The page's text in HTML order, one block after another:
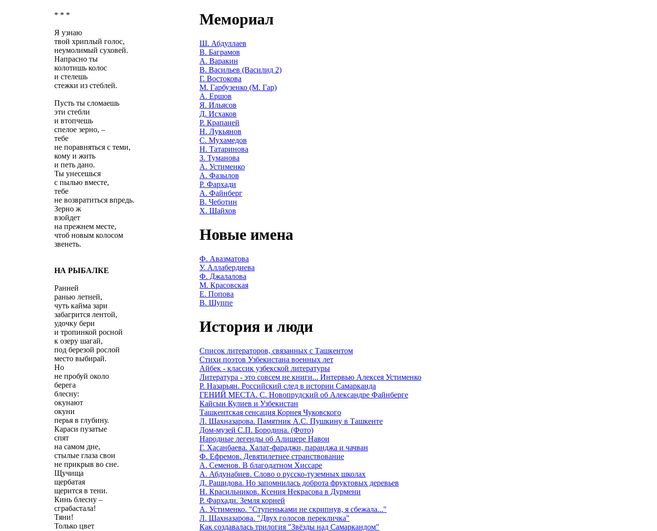
* * *
Я узнаю
твой хриплый голос,
неумолимый суховей.
Напрасно ты
колотишь колос
и стелешь
стежки из стеблей.
Пусть ты сломаешь
эти стебли
и втопчешь
спелое зерно, –
тебе
не поравняться с теми,
кому и жить
и петь дано.
Ты унесешься
с пылью вместе,
тебе
не возвратиться впредь.
Зерно ж
взойдет
на прежнем месте,
чтоб новым колосом
звенеть.
НА РЫБАЛКЕ
Ранней
ранью летней,
чуть кайма зари
забагрится лентой,
удочку бери
и тропинкой росной
к озеру шагай,
под березой рослой
место выбирай.
Но
не пробуй около
берега
блесну:
окунают
окуни
перья в глубину.
Караси пузатые
спят
на самом дне,
стылые глаза свои
не прикрыв во сне.
Щучища
щербатая
щерится в тени.
Кинь блесну –
сграбастала!
Тяни!
Только цвет
Мемориал
Ш. Абдуллаев
В. Баграмов
А. Варакин
В. Васильев (Василид 2)
Г. Востокова
М. Гарбузенко (М. Гар)
А. Ершов
Я. Ильясов
Д. Исхаков
Р. Крапаней
Н. Лукьянов
С. Мухамедов
Н. Татаринова
З. Туманова
А. Устименко
А. Фазылов
Р. Фархади
А. Файнберг
В. Чеботин
Х. Шайхов
Новые имена
Ф. Авазматова
У. Аллабердиева
Ф. Джалалова
М. Красовская
Е. Попова
В. Шуппе
История и люди
Список литераторов, связанных с Ташкентом
Стихи поэтов Узбекистана военных лет
Айбек - классик узбекской литературы
Литература - это совсем не книги... Интервью Алексея Устименко
Р. Назарьян. Российский след в истории Самарканда
ГЕНИЙ МЕСТА. C. Новопрудский об Александре Файнберге
Кайсын Кулиев и Узбекистан
Ташкентская сенсация Корнея Чуковского
Л. Шахназарова. Памятник А.С. Пушкину в Ташкенте
Дом-музей С.П. Бородина. (Фото)
Народные легенды об Алишере Навои
Г. Хасанбаева. Халат-фараджи, паранджа и чачван
Ф. Ефремов. Девятилетнее странствование
А. Семенов. В благодатном Хиссаре
А. Абдунабиев. Слово о русско-туземных школах
Д. Рашидова. Но запомнилась доброта фруктовых деревьев
Н. Красильников. Ксения Некрасова в Дурмени
Р. Фархади. Земля корней
А. Устименко. "Ступеньками не скрипнув, я сбежала..."
Л. Шахназарова. "Двух голосов перекличка"
Как создавалась трилогия "Звёзды над Самаркандом"